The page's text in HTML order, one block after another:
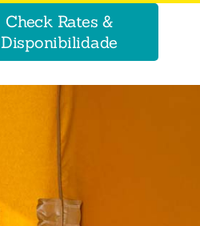
Check Rates &
Disponibilidade